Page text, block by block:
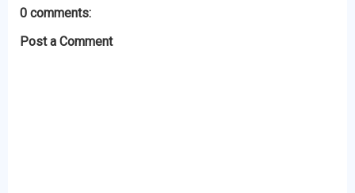
0 comments:
Post a Comment